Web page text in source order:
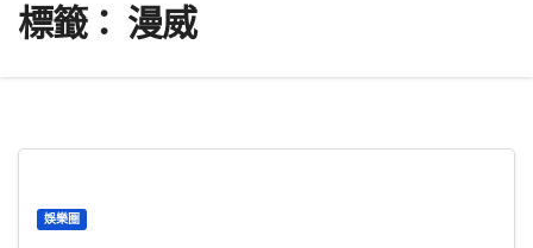
標籤： 漫威
娛樂圈